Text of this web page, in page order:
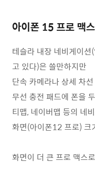
아이폰 15 프로 맥
테슬라 내장 네비게이
고 있다)은 쓸만하지만
단속 카메라나 상세 차
무선 충전 패드에 폰을
티맵, 네이버맵 등의 네
화면(아이폰12 프로) 크
화면이 더 큰 프로 맥스